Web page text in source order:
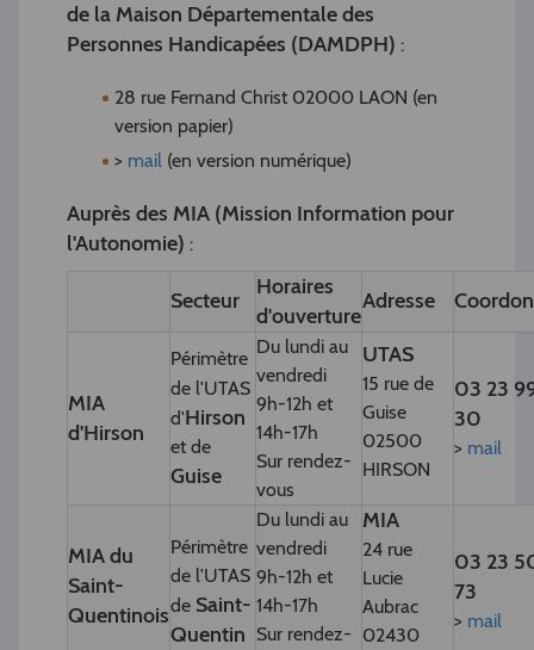
de la Maison Départementale des
Personnes Handicapées (DAMDPH) :
28 rue Fernand Christ 02000 LAON (en
version papier)
> mail (en version numérique)
Auprès des MIA (Mission Information pour
l'Autonomie) :
Secteur
Horaires
d'ouverture
Adresse
MIA
d'Hirson
Périmètre
de l'UTAS
d'Hirson
et de
Guise
Du lundi au
vendredi
9h-12h et
14h-17h
Sur rendez-
vous
UTAS
15 rue de
Guise
02500
HIRSON
03 23
30
> mail
MIA du
Saint-
Quentinois
Périmètre
de l'UTAS
de Saint-
Quentin
Du lundi au
vendredi
9h-12h et
14h-17h
Sur rendez-
MIA
24 rue
Lucie
Aubrac
02430
03 23
73
> mail